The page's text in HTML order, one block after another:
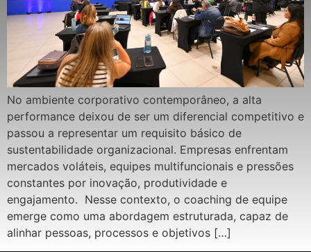
No ambiente corporativo contemporâneo, a alta
performance deixou de ser um diferencial competitivo e
passou a representar um requisito básico de
sustentabilidade organizacional. Empresas enfrentam
mercados voláteis, equipes multifuncionais e pressões
constantes por inovação, produtividade e
engajamento. Nesse contexto, o coaching de equipe
emerge como uma abordagem estruturada, capaz de
alinhar pessoas, processos e objetivos […]